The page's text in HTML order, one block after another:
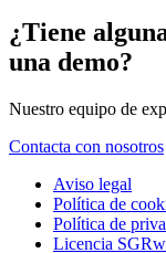
¿Tiene
una demo?
Nuestro equipo de
Contacta con nosotros
Aviso legal
Política de
Política de
Licencia